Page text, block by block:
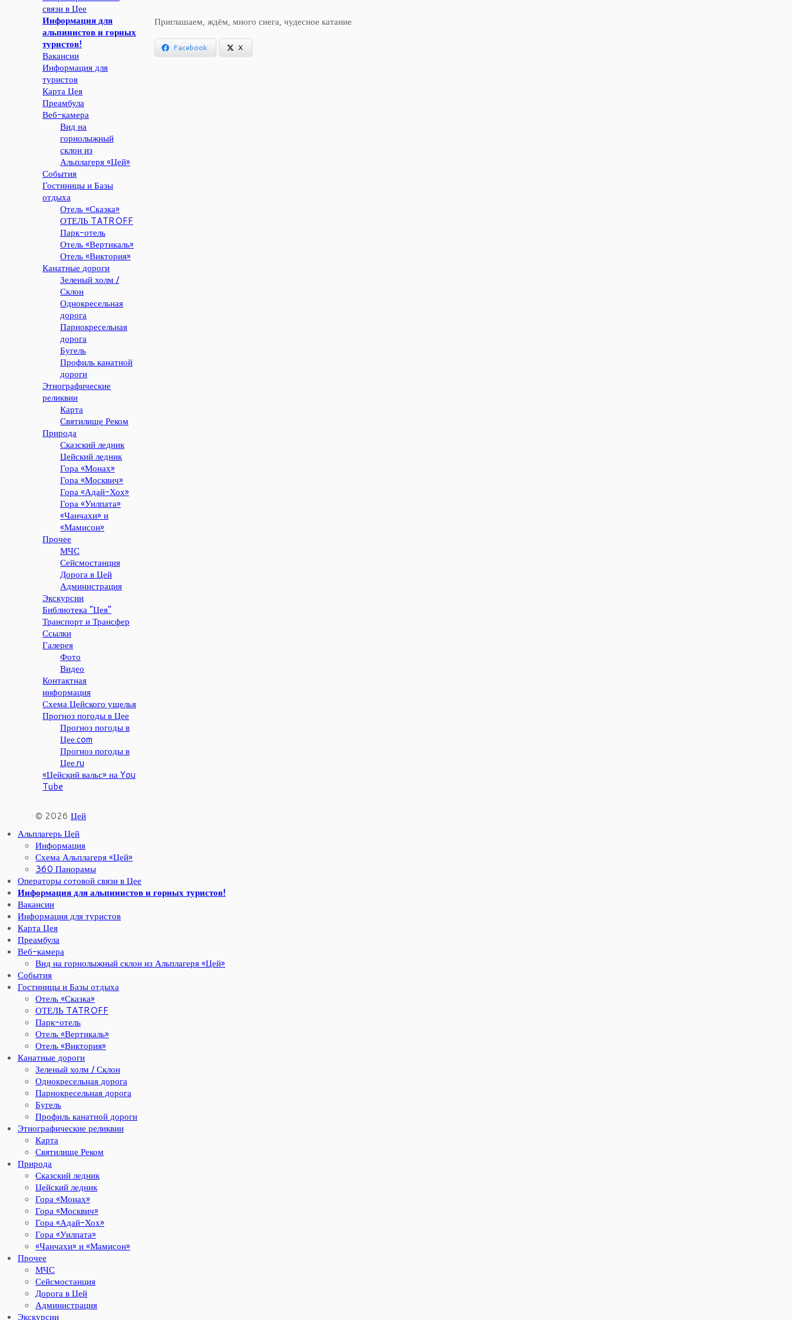
связи в Цее
Информация для
альпинистов и горных
туристов!
Вакансии
Информация для
туристов
Карта Цея
Преамбула
Веб-камера
Вид на
горнолыжный
склон из
Альплагеря «Цей»
События
Гостиницы и Базы
отдыха
Отель «Сказка»
ОТЕЛЬ TATROFF
Парк-отель
Отель «Вертикаль»
Отель «Виктория»
Канатные дороги
Зеленый холм /
Склон
Однокресельная
дорога
Парнокресельная
дорога
Бугель
Профиль канатной
дороги
Этнографические
реликвии
Карта
Святилище Реком
Природа
Сказский ледник
Цейский ледник
Гора «Монах»
Гора «Москвич»
Гора «Адай-Хох»
Гора «Уилпата»
«Чанчахи» и
«Мамисон»
Прочее
МЧС
Сейсмостанция
Дорога в Цей
Администрация
Экскурсии
Библиотека “Цея”
Транспорт и Трансфер
Ссылки
Галерея
Фото
Видео
Контактная
информация
Схема Цейского ущелья
Прогноз погоды в Цее
Прогноз погоды в
Цее.com
Прогноз погоды в
Цее.ru
«Цейский вальс» на You
Tube
Приглашаем, ждём, много снега, чудесное катание
Facebook X
· © 2026 Цей
Альплагерь Цей
Информация
Схема Альплагеря «Цей»
360 Панорамы
Операторы сотовой связи в Цее
Информация для альпинистов и горных туристов!
Вакансии
Информация для туристов
Карта Цея
Преамбула
Веб-камера
Вид на горнолыжный склон из Альплагеря «Цей»
События
Гостиницы и Базы отдыха
Отель «Сказка»
ОТЕЛЬ TATROFF
Парк-отель
Отель «Вертикаль»
Отель «Виктория»
Канатные дороги
Зеленый холм / Склон
Однокресельная дорога
Парнокресельная дорога
Бугель
Профиль канатной дороги
Этнографические реликвии
Карта
Святилище Реком
Природа
Сказский ледник
Цейский ледник
Гора «Монах»
Гора «Москвич»
Гора «Адай-Хох»
Гора «Уилпата»
«Чанчахи» и «Мамисон»
Прочее
МЧС
Сейсмостанция
Дорога в Цей
Администрация
Экскурсии